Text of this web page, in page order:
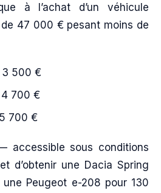
à l’achat d’un véhicule
47 000 € pesant moins de
3 500 €
4 700 €
700 €
accessible sous conditions
d’obtenir une Dacia Spring
Peugeot e-208 pour 130